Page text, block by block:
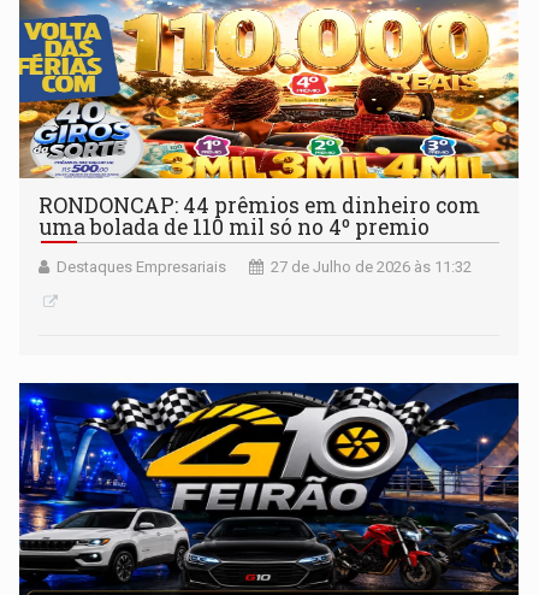
RONDONCAP: 44 prêmios em dinheiro com
uma bolada de 110 mil só no 4º premio
Destaques Empresariais 27 de Julho de 2026 às 11:32